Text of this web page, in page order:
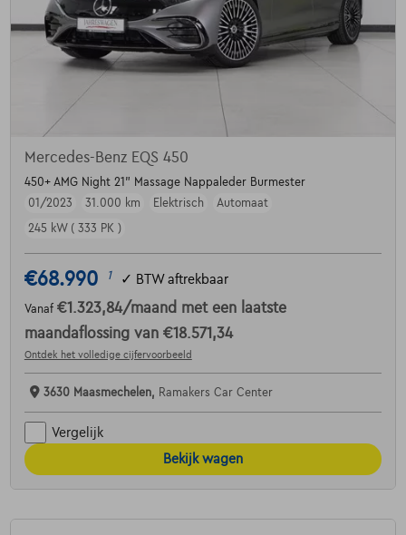
Mercedes-Benz EQS 450
450+ AMG Night 21" Massage Nappaleder Burmester
01/2023
31.000 km Elektrisch
Automaat
245 kW ( 333 PK )
€68.990 1 ✓ BTW aftrekbaar
Vanaf €1.323,84/maand met een laatste
maandaflossing van €18.571,34
Ontdek het volledige cijfervoorbeeld
3630 Maasmechelen, Ramakers Car Center
Vergelijk
Bekijk wagen